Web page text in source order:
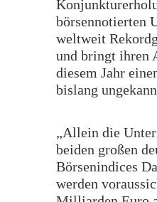
börsennotierten
weltweit
und bringt ihren
diesem Jahr
bislang
„Allein die
beiden großen
Börsenindices
werden